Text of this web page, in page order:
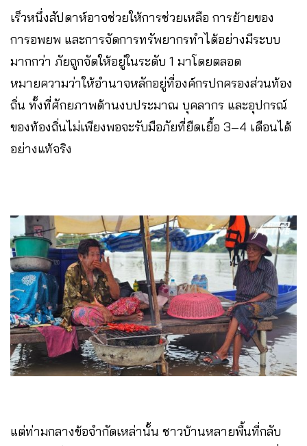
เร็วหนึ่งสัปดาห์อาจช่วยให้การช่วยเหลือ การย้ายของ
การอพยพ และการจัดการทรัพยากรทำได้อย่างมีระบบ
มากกว่า ภัยถูกจัดให้อยู่ในระดับ 1 มาโดยตลอด
หมายความว่าให้อำนาจหลักอยู่ที่องค์กรปกครองส่วนท้อง
ถิ่น ทั้งที่ศักยภาพด้านงบประมาณ บุคลากร และอุปกรณ์
ของท้องถิ่นไม่เพียงพอจะรับมือภัยที่ยืดเยื้อ 3–4 เดือนได้
อย่างแท้จริง
แต่ท่ามกลางข้อจำกัดเหล่านั้น ชาวบ้านหลายพื้นที่กลับ